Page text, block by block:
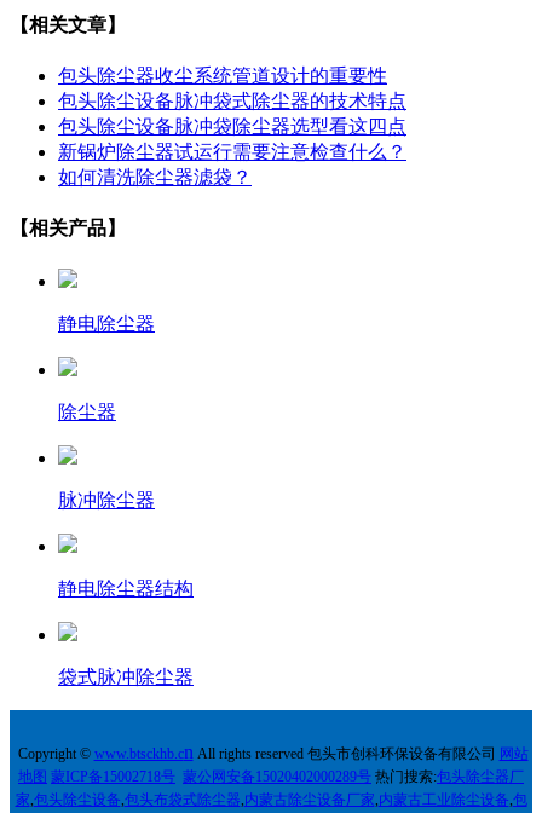
【相关文章】
包头除尘器收尘系统管道设计的重要性
包头除尘设备脉冲袋式除尘器的技术特点
包头除尘设备脉冲袋除尘器选型看这四点
新锅炉除尘器试运行需要注意检查什么？
如何清洗除尘器滤袋？
【相关产品】
静电除尘器
除尘器
脉冲除尘器
静电除尘器结构
袋式脉冲除尘器
Copyright © www.btsckhb.cn All rights reserved 包头市创科环保设备有限公司 网站
地图 蒙ICP备15002718号 蒙公网安备15020402000289号 热门搜索:包头除尘器厂
家 包头除尘设备 包头布袋式除尘器 内蒙古除尘设备厂家 内蒙古工业除尘设备 包